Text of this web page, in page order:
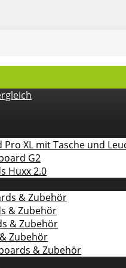
Pro XL mit Tasche und
G2
Huxx 2.0
& Zubehör
& Zubehör
& Zubehör
Zubehör
& Zubehör